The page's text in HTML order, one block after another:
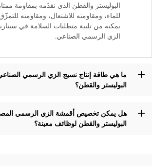
البوليستر والقطن الذي نقدّمه بمقاومة
للماء، ومقاومته للاشتعال، ومقاومته
يمكنه من تلبية متطلبات السلامة في
الزي الرسمي الصناعي.
ما هي طاقة إنتاج نسيج الزي الرسمي
البوليستر والقطن؟
هل يمكن تخصيص أقمشة الزي الرسمي
البوليستر والقطن لوظائف معينة؟